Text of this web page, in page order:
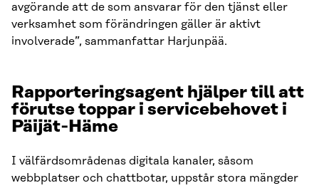
avgörande att de som ansvarar för den tjänst eller
verksamhet som förändringen gäller är aktivt
involverade”, sammanfattar Harjunpää.
Rapporteringsagent hjälper till att
förutse toppar i servicebehovet i
Päijät‑Häme
I välfärdsområdenas digitala kanaler, såsom
webbplatser och chattbotar, uppstår stora mängder